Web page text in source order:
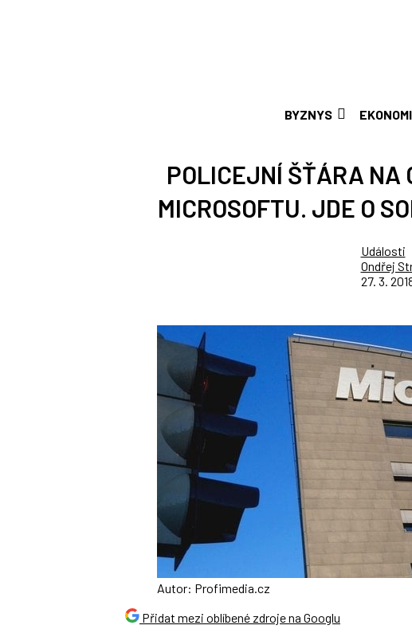
BYZNYS
POLICEJNÍ ŠŤÁRA NA
MICROSOFTU. JDE O
Události
Ondřej
27. 3.
Autor: Profimedia.cz
Přidat mezi oblíbené zdroje na Googlu